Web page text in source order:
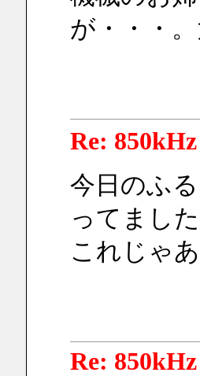
が・・・
Re: 850kHz
今日のふ
ってました
これじゃ
Re: 850kHz